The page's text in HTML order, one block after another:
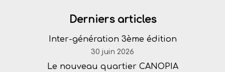
Derniers articles
Inter-génération 3ème édition
30 juin 2026
Le nouveau quartier CANOPIA